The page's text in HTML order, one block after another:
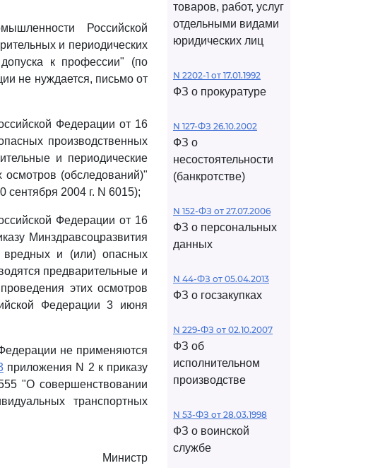
Российской
и периодических
к профессии" (по
не нуждается, письмо от
Федерации от 16
производственных
и периодические
(обследований)"
сентября 2004 г. N 6015);
Федерации от 16
Минздравсоцразвития
и (или) опасных
предварительные и
этих осмотров
Федерации 3 июня
не применяются
приложения N 2 к приказу
"О совершенствовании
транспортных
Министр
товаров, работ, услуг
отдельными видами
юридических лиц
N 2202-1 от 17.01.1992
ФЗ о прокуратуре
N 127-ФЗ 26.10.2002
ФЗ о
несостоятельности
(банкротстве)
N 152-ФЗ от 27.07.2006
ФЗ о персональных
данных
N 44-ФЗ от 05.04.2013
ФЗ о госзакупках
N 229-ФЗ от 02.10.2007
ФЗ об
исполнительном
производстве
N 53-ФЗ от 28.03.1998
ФЗ о воинской
службе